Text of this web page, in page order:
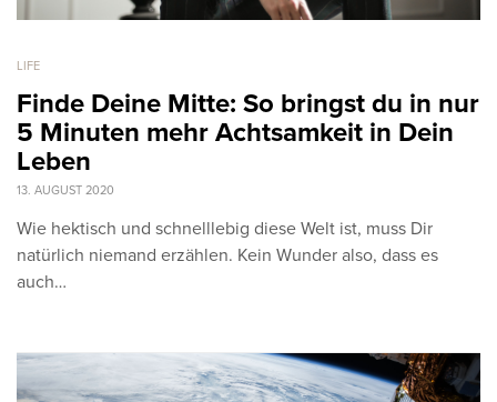
LIFE
Finde Deine Mitte: So bringst du in nur
5 Minuten mehr Achtsamkeit in Dein
Leben
13. AUGUST 2020
Wie hektisch und schnelllebig diese Welt ist, muss Dir
natürlich niemand erzählen. Kein Wunder also, dass es
auch…